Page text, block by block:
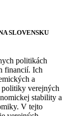
SLOVENSKU
politikách
financií. Ich
a
verejných
stability a
V tejto